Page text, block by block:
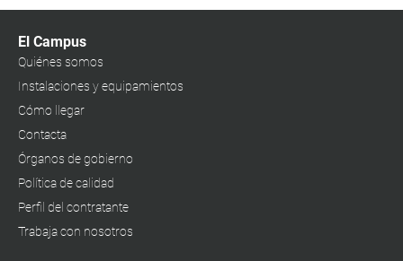
El Campus
Quiénes somos
Instalaciones y equipamientos
Cómo llegar
Contacta
Órganos de gobierno
Política de calidad
Perfil del contratante
Trabaja con nosotros